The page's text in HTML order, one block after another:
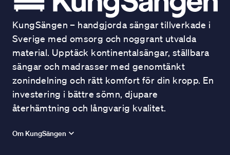
KungSängen – handgjorda sängar tillverkade i
Sverige med omsorg och noggrant utvalda
material. Upptäck kontinentalsängar, ställbara
sängar och madrasser med genomtänkt
zonindelning och rätt komfort för din kropp. En
investering i bättre sömn, djupare
återhämtning och långvarig kvalitet.
Om KungSängen